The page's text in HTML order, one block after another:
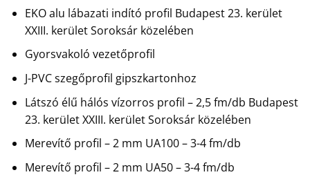
EKO alu lábazati indító profil Budapest 23. kerület
XXIII. kerület Soroksár közelében
Gyorsvakoló vezetőprofil
J-PVC szegőprofil gipszkartonhoz
Látszó élű hálós vízorros profil – 2,5 fm/db Budapest
23. kerület XXIII. kerület Soroksár közelében
Merevítő profil – 2 mm UA100 – 3-4 fm/db
Merevítő profil – 2 mm UA50 – 3-4 fm/db